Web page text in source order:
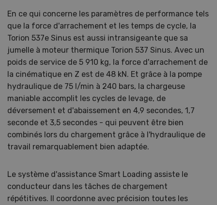
En ce qui concerne les paramètres de performance tels
que la force d'arrachement et les temps de cycle, la
Torion 537e Sinus est aussi intransigeante que sa
jumelle à moteur thermique Torion 537 Sinus. Avec un
poids de service de 5 910 kg, la force d'arrachement de
la cinématique en Z est de 48 kN. Et grâce à la pompe
hydraulique de 75 l/min à 240 bars, la chargeuse
maniable accomplit les cycles de levage, de
déversement et d'abaissement en 4,9 secondes, 1,7
seconde et 3,5 secondes - qui peuvent être bien
combinés lors du chargement grâce à l'hydraulique de
travail remarquablement bien adaptée.
Le système d'assistance Smart Loading assiste le
conducteur dans les tâches de chargement
répétitives. Il coordonne avec précision toutes les